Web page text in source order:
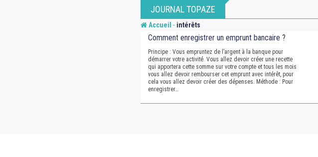
JOURNAL TOPAZE
Accueil - intérêts
Comment enregistrer un emprunt bancaire ?
Principe : Vous empruntez de l’argent à la banque pour
démarrer votre activité. Vous allez devoir créer une recette
qui apportera cette somme sur votre compte et tous les mois
vous allez devoir rembourser cet emprunt avec intérêt, pour
cela vous allez devoir créer des dépenses. Méthode : Pour
enregistrer…